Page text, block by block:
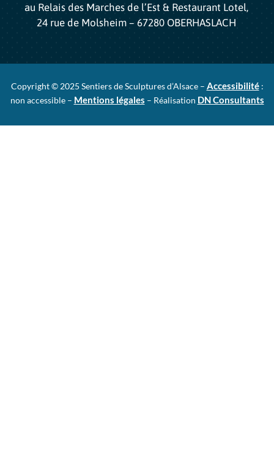
au Relais des Marches de l’Est & Restaurant Lotel,
24 rue de Molsheim – 67280 OBERHASLACH
Copyright © 2025 Sentiers de Sculptures d’Alsace – Accessibilité:
non accessible – Mentions légales – Réalisation DN Consultants